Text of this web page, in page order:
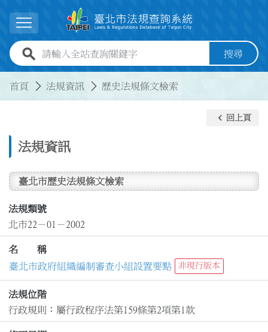
展開選單
全站查詢關鍵字欄位 搜尋
首頁 法規資訊 歷史法規條文檢索
法規資訊
keyboard_arrow_left 回上頁
臺北市歷史法規條文檢索
法規類號
北市22－01－2002
名 稱
臺北市政府組織編制審查小組設置要點
非現行版本
法規位階
行政規則：屬行政程序法第159條第2項第1款